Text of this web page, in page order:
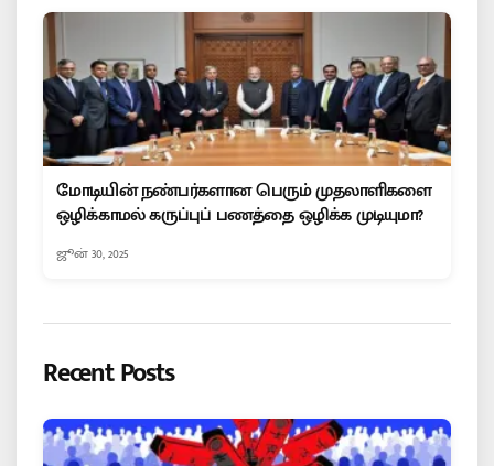
மோடியின் நண்பர்களான பெரும் முதலாளிகளை
ஒழிக்காமல் கருப்புப் பணத்தை ஒழிக்க முடியுமா?
ஜூன் 30, 2025
Recent Posts